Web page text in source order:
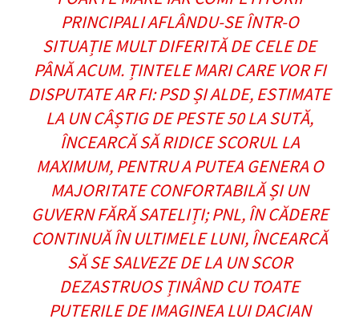
PRINCIPALI AFLÂNDU-SE ÎNTR-O
SITUAȚIE MULT DIFERITĂ DE CELE DE
PÂNĂ ACUM. ȚINTELE MARI CARE VOR FI
DISPUTATE AR FI: PSD ȘI ALDE, ESTIMATE
LA UN CÂȘTIG DE PESTE 50 LA SUTĂ,
ÎNCEARCĂ SĂ RIDICE SCORUL LA
MAXIMUM, PENTRU A PUTEA GENERA O
MAJORITATE CONFORTABILĂ ȘI UN
GUVERN FĂRĂ SATELIȚI; PNL, ÎN CĂDERE
CONTINUĂ ÎN ULTIMELE LUNI, ÎNCEARCĂ
SĂ SE SALVEZE DE LA UN SCOR
DEZASTRUOS ȚINÂND CU TOATE
PUTERILE DE IMAGINEA LUI DACIAN